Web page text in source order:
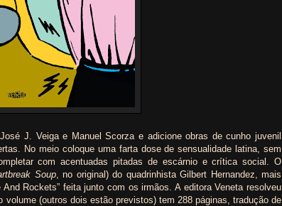
J. Veiga e Manuel Scorza e adicione obras de cunho juvenil
No meio coloque uma farta dose de sensualidade latina, sem
com acentuadas pitadas de escárnio e crítica social. O
Soup, no original) do quadrinhista Gilbert Hernandez, mais
Rockets” feita junto com os irmãos. A editora Veneta resolveu
volume (outros dois estão previstos) tem 288 páginas, tradução de